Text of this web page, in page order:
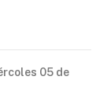
05 de